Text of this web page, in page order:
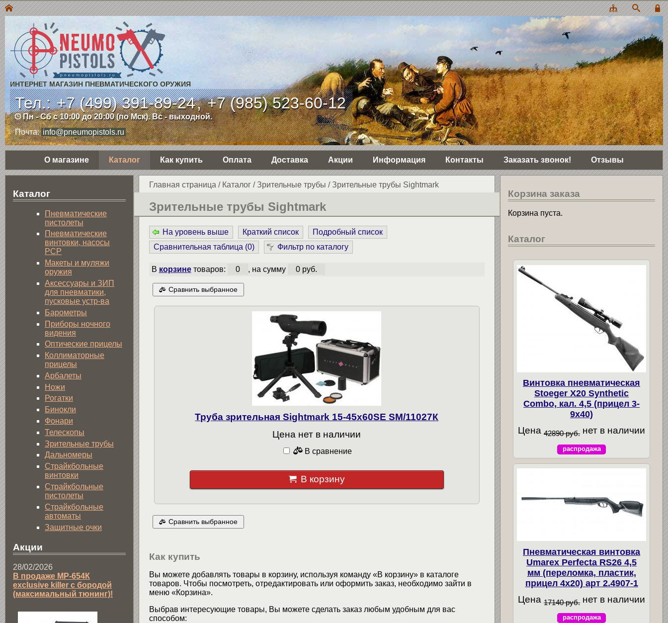
ИНТЕРНЕТ МАГАЗИН ПНЕВМАТИЧЕСКОГО ОРУЖИЯ
Тел.:+7 (499) 391-89-24,+7 (985) 523-60-12
Пн - Сб с 10:00 до 20:00 (по Мск). Вс - выходной.
Почта: info@pneumopistols.ru
О магазине Каталог Как купить Оплата Доставка Акции Информация Контакты Заказать звонок! Отзывы
Главная страница / Каталог/ Зрительные трубы / Зрительные трубы Sightmark
Зрительные трубы Sightmark
На уровень выше Краткий список
Подробный список
Сравнительная таблица (0) Фильтр по каталогу
В корзинетоваров: 0 , на сумму 0 руб.
Сравнить выбранное
Труба зрительная Sightmark 15-45x60SE SM/11027К
Цена нет в наличии
В сравнение
В корзину
Сравнить выбранное
Как купить
Вы можете добавлять товары в корзину, используя команду «В корзину» в каталоге
товаров. Чтобы посмотреть, отредактировать или оформить заказ, необходимо зайти в
меню «Корзина».
Выбрав интересующие товары, Вы можете сделать заказ любым удобным для вас
способом:
Каталог
Пнев­ма­ти­чес­кие
пистолеты
Пневматические
винтовки, насосы
PCP
Макеты и муляжи
оружия
Аксессуары и ЗИП
для пневматики,
пусковые устр-ва
Барометры
Приборы ночного
видения
Оптические прицелы
Коллиматорные
прицелы
Арбалеты
Ножи
Рогатки
Бинокли
Фонари
Телескопы
Зрительные трубы
Дальномеры
Страйкбольные
винтовки
Страйкбольные
пистолеты
Страйкбольные
автоматы
Защитные очки
Акции
28/02/2026
В продаже МР-654К
exclusive killer с бородой
(максимальный тюнинг)!
Корзина заказа
Корзина пуста.
Каталог
Винтовка пневматическая
Stoeger X20 Synthetic
Combo, кал. 4,5 (прицел 3-
9х40)
Цена 42890 руб. нет в наличии
распродажа
Пневматическая винтовка
Umarex Perfecta RS26 4,5
мм (переломка, пластик,
прицел 4x20) арт 2.4907-1
Цена 17140 руб. нет в наличии
распродажа